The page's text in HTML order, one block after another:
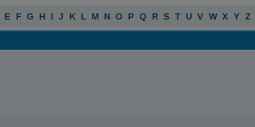
E F G H I J K L M N O P Q R S T U V W X Y Z